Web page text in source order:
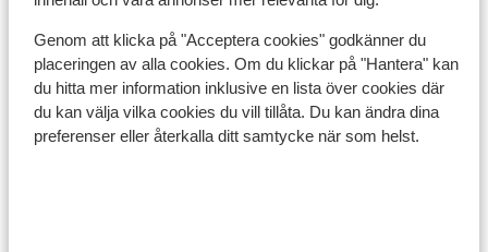
Genom att klicka på "Acceptera cookies" godkänner du
placeringen av alla cookies. Om du klickar på "Hantera" kan
du hitta mer information inklusive en lista över cookies där
du kan välja vilka cookies du vill tillåta. Du kan ändra dina
preferenser eller återkalla ditt samtycke när som helst.
Liftkort
Skidskola